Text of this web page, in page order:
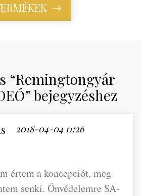
“Remingtongyár
bejegyzéshez
2018-04-04 11:26
értem a koncepciót, meg
senki. Önvédelemre SA-